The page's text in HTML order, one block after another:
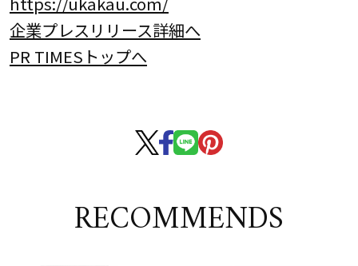
企業プレスリリース詳細へ
PR TIMESトップへ
RECOMMENDS